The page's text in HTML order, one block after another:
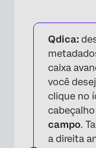
Qdica:
caixa
você
clique no
campo.
a direita